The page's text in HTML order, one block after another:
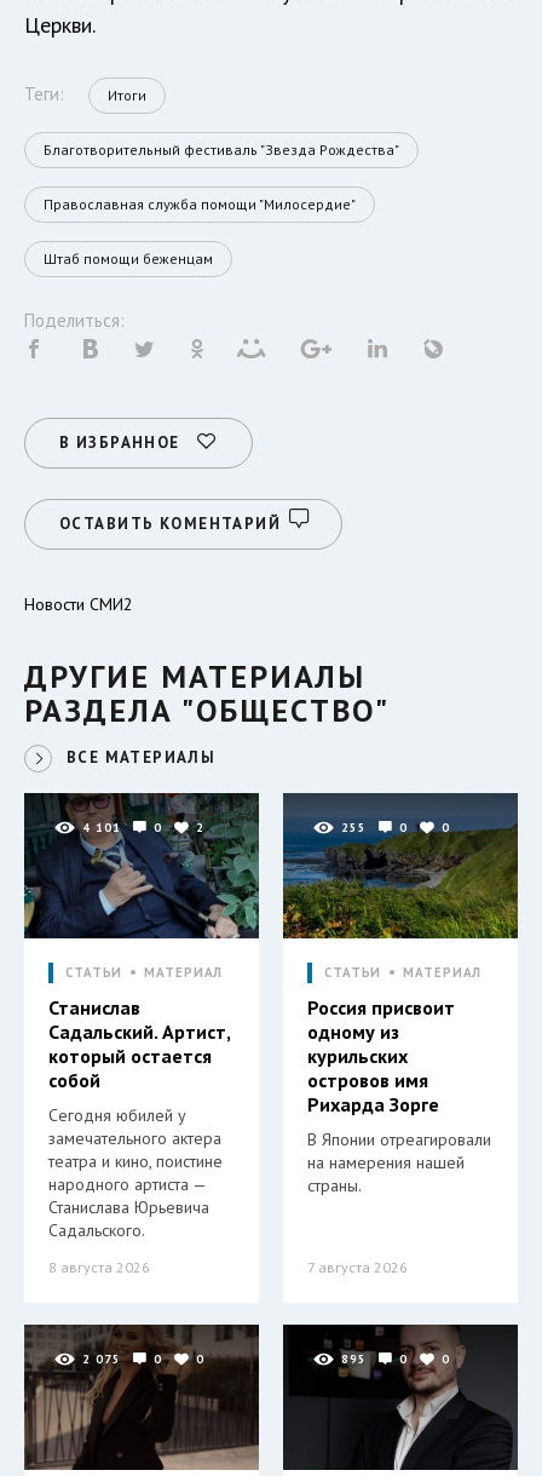
Церкви.
Теги: Итоги
Благотворительный фестиваль "Звезда Рождества"
Православная служба помощи "Милосердие"
Штаб помощи беженцам
Поделиться:
В ИЗБРАННОЕ
ОСТАВИТЬ КОМЕНТАРИЙ
Новости СМИ2
ДРУГИЕ МАТЕРИАЛЫ
РАЗДЕЛА "ОБЩЕСТВО"
ВСЕ МАТЕРИАЛЫ
4 101 0 2
СТАТЬИ МАТЕРИАЛ
Станислав
Садальский. Артист,
который остается
собой
Сегодня юбилей у
замечательного актера
театра и кино, поистине
народного артиста —
Станислава Юрьевича
Садальского.
8 августа 2026
255 0 0
СТАТЬИ МАТЕРИАЛ
Россия присвоит
одному из
курильских
островов имя
Рихарда Зорге
В Японии отреагировали
на намерения нашей
страны.
7 августа 2026
2 075 0 0 895 0 0